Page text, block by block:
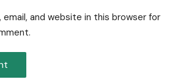
email, and website in this browser for